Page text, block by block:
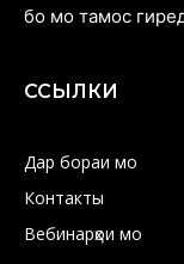
бо мо тамос
ССЫЛКИ
Дар бораи мо
Контакты
Вебинарҳои мо